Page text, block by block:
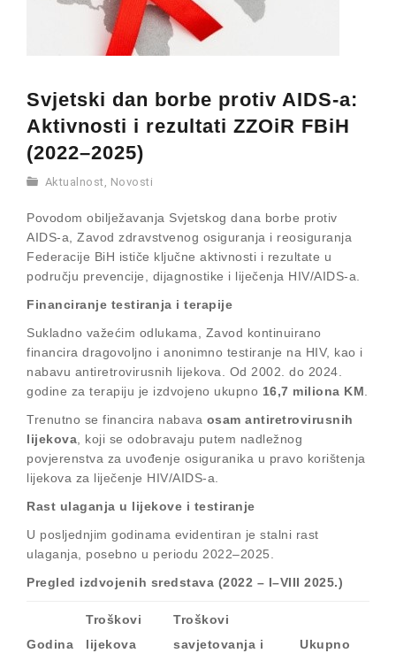
Svjetski dan borbe protiv AIDS-a:
Aktivnosti i rezultati ZZOiR FBiH
(2022–2025)
Aktualnost, Novosti
Povodom obilježavanja Svjetskog dana borbe protiv
AIDS-a, Zavod zdravstvenog osiguranja i reosiguranja
Federacije BiH ističe ključne aktivnosti i rezultate u
području prevencije, dijagnostike i liječenja HIV/AIDS-a.
Financiranje testiranja i terapije
Sukladno važećim odlukama, Zavod kontinuirano
financira dragovoljno i anonimno testiranje na HIV, kao i
nabavu antiretrovirusnih lijekova. Od 2002. do 2024.
godine za terapiju je izdvojeno ukupno 16,7 miliona KM
Trenutno se financira nabava osam antiretrovirusnih
lijekova , koji se odobravaju putem nadležnog
povjerenstva za uvođenje osiguranika u pravo korištenja
lijekova za liječenje HIV/AIDS-a.
Rast ulaganja u lijekove i testiranje
U posljednjim godinama evidentiran je stalni rast
ulaganja, posebno u periodu 2022–2025.
Pregled izdvojenih sredstava (2022 – I–VIII 2025.)
Godina
Troškovi
lijekova
Troškovi
savjetovanja i
Ukupno